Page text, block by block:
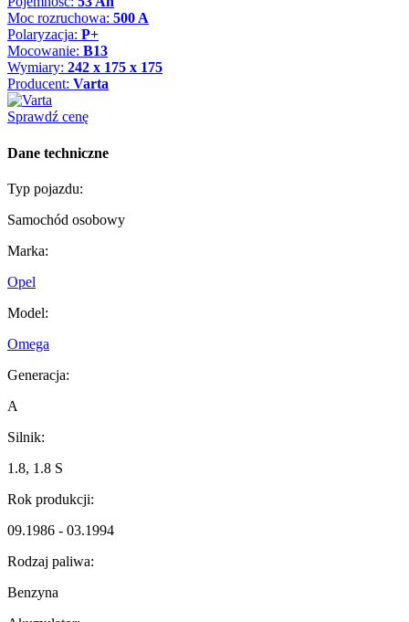
Moc rozruchowa: 500 A
Polaryzacja: P+
Mocowanie: B13
Wymiary: 242 x 175 x 175
Producent: Varta
Sprawdź cenę
Dane techniczne
Typ pojazdu:
Samochód osobowy
Marka:
Opel
Model:
Omega
Generacja:
A
Silnik:
1.8, 1.8 S
Rok produkcji:
09.1986 - 03.1994
Rodzaj paliwa:
Benzyna